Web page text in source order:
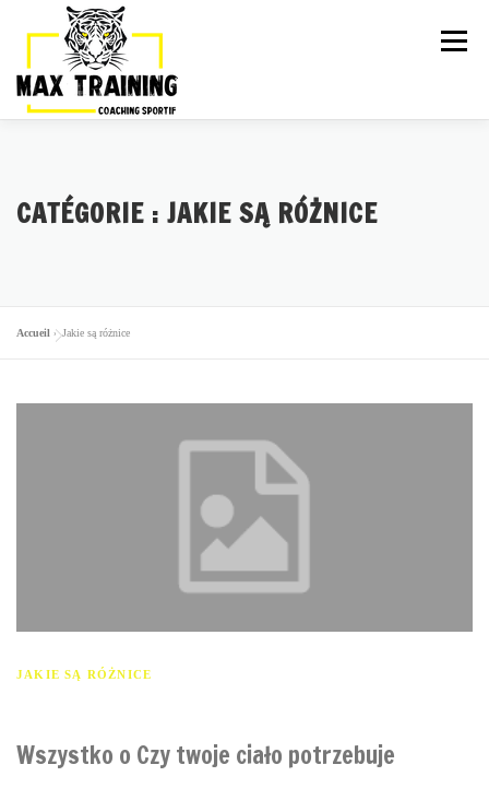
Menu
ESSAI GRATUIT
CATÉGORIE : JAKIE SĄ RÓŻNICE
Accueil »Jakie są różnice
JAKIE SĄ RÓŻNICE
Wszystko o Czy twoje ciało potrzebuje